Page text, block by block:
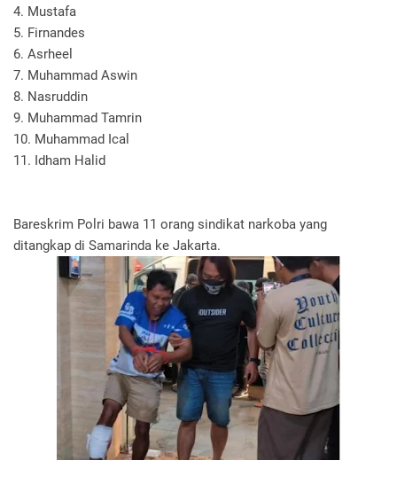
4. Mustafa
5. Firnandes
6. Asrheel
7. Muhammad Aswin
8. Nasruddin
9. Muhammad Tamrin
10. Muhammad Ical
11. Idham Halid
Bareskrim Polri bawa 11 orang sindikat narkoba yang
ditangkap di Samarinda ke Jakarta.